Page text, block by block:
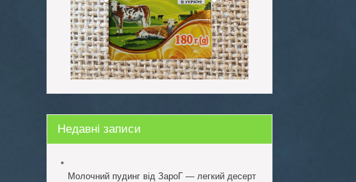
Недавні записи
Молочний пудинг від ЗароГ — легкий десерт